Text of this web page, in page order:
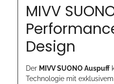
MIVV
Design
Der MIVV SUONO Auspuff
Technologie mit